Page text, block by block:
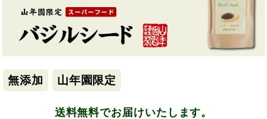
無添加 山年園限定
送料無料でお届けいたします。